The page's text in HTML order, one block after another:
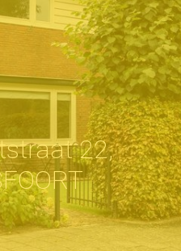
22,